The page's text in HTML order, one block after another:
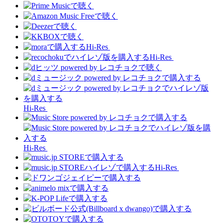
Hi-Res
Hi-Res
Hi-Res
Hi-Res
Hi-Res